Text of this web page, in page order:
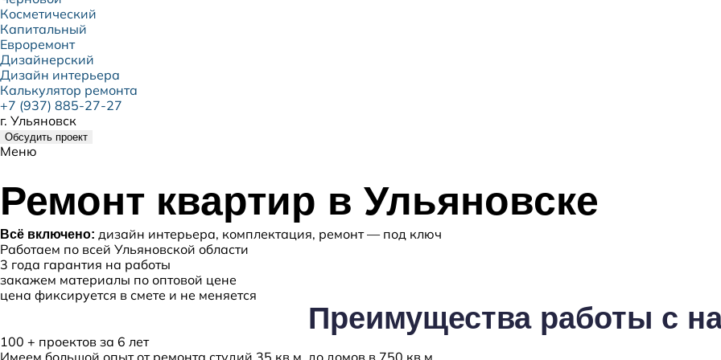
Косметический
Капитальный
Евроремонт
Дизайнерский
Дизайн интерьера
Калькулятор ремонта
+7 (937) 885-27-27
г. Ульяновск
Обсудить проект
Меню
Ремонт квартир в Ульяновске
Всё включено: дизайн интерьера, комплектация, ремонт — под ключ
Работаем по всей Ульяновской области
3 года гарантия на работы
закажем материалы по оптовой цене
цена фиксируется в смете и не меняется
Преимуществаработы с
100 + проектов за 6 лет
Имеем большой опыт от ремонта студий 35 кв.м. до домов в 750 кв.м.